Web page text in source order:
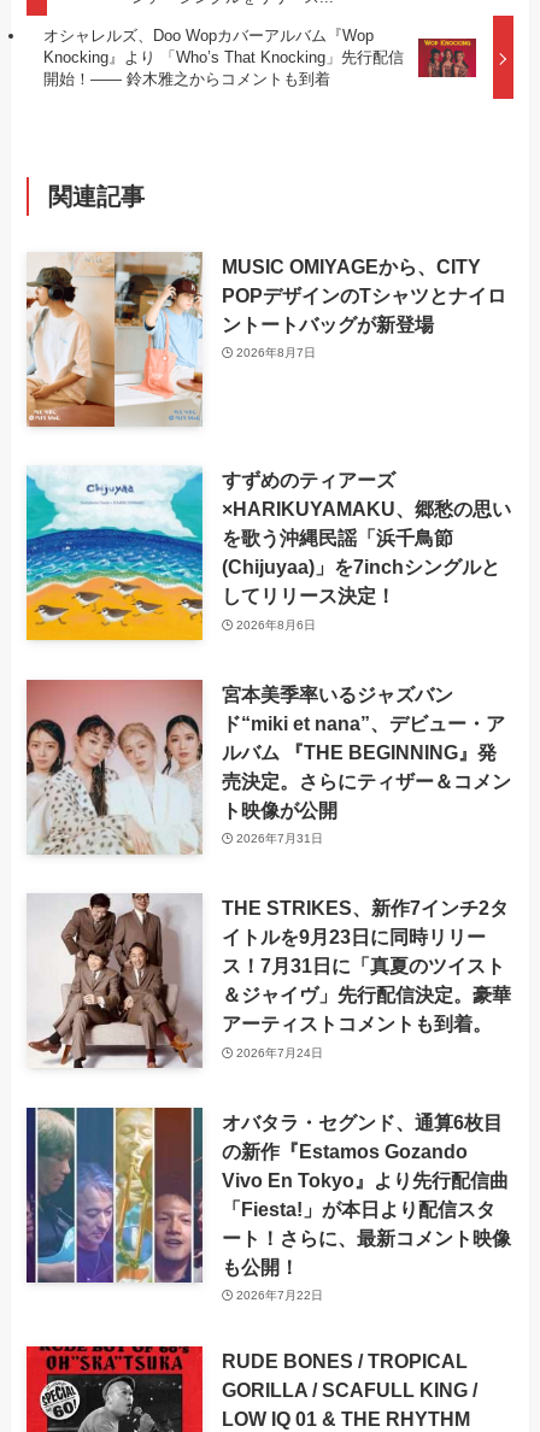
オシャレルズ、Doo Wopカバーアルバム『Wop
Knocking』より 「Who’s That Knocking」先行配信
開始！―― 鈴木雅之からコメントも到着
関連記事
MUSIC OMIYAGEから、CITY
POPデザインのTシャツとナイロ
ントートバッグが新登場
2026年8月7日
すずめのティアーズ
×HARIKUYAMAKU、郷愁の思い
を歌う沖縄民謡「浜千鳥節
(Chijuyaa)」を7inchシングルと
してリリース決定！
2026年8月6日
宮本美季率いるジャズバン
ド“miki et nana”、デビュー・ア
ルバム 『THE BEGINNING』発
売決定。さらにティザー＆コメン
ト映像が公開
2026年7月31日
THE STRIKES、新作7インチ2タ
イトルを9月23日に同時リリー
ス！7月31日に「真夏のツイスト
＆ジャイヴ」先行配信決定。豪華
アーティストコメントも到着。
2026年7月24日
オバタラ・セグンド、通算6枚目
の新作『Estamos Gozando
Vivo En Tokyo』より先行配信曲
「Fiesta!」が本日より配信スタ
ート！さらに、最新コメント映像
も公開！
2026年7月22日
RUDE BONES / TROPICAL
GORILLA / SCAFULL KING /
LOW IQ 01 & THE RHYTHM